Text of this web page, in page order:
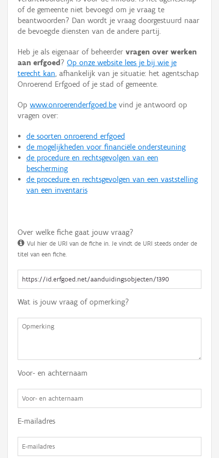
Gebeurtenis
Persoon of collectief
Hergebruik
Aanmelden
of de gemeente niet bevoegd om je vraag te
beantwoorden? Dan wordt je vraag doorgestuurd naar
de bevoegde diensten van de andere partij.
Heb je als eigenaar of beheerder vragen over werken
aan erfgoed ? Op onze website lees je bij wie je
terecht kan, afhankelijk van je situatie: het agentschap
Onroerend Erfgoed of je stad of gemeente.
Op www.onroerenderfgoed.be vind je antwoord op
vragen over:
de soorten onroerend erfgoed
de mogelijkheden voor financiële ondersteuning
de procedure en rechtsgevolgen van een
bescherming
de procedure en rechtsgevolgen van een vaststelling
van een inventaris
Over welke fiche gaat jouw vraag?
Vul hier de URI van de fiche in. Je vindt de URI steeds onder de
titel van een fiche.
Wat is jouw vraag of opmerking?
Voor- en achternaam
E-mailadres